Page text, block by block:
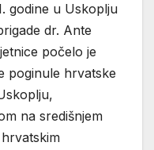
godine u Uskoplju
dr. Ante
počelo je
poginule hrvatske
na središnjem